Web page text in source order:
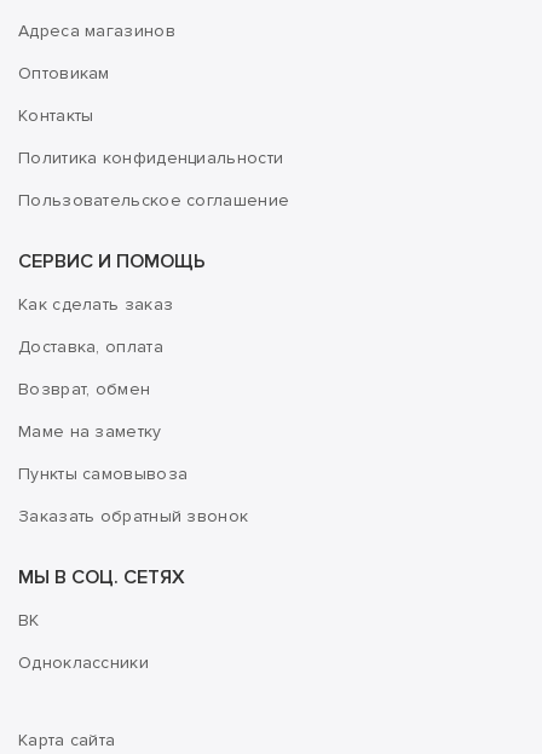
Адреса магазинов
Оптовикам
Контакты
Политика конфиденциальности
Пользовательское соглашение
СЕРВИС И ПОМОЩЬ
Как сделать заказ
Доставка, оплата
Возврат, обмен
Маме на заметку
Пункты самовывоза
Заказать обратный звонок
МЫ В СОЦ. СЕТЯХ
ВК
Одноклассники
Карта сайта